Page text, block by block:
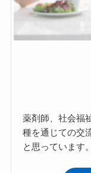
薬剤師、社会福
種を通じての交
と思っています。